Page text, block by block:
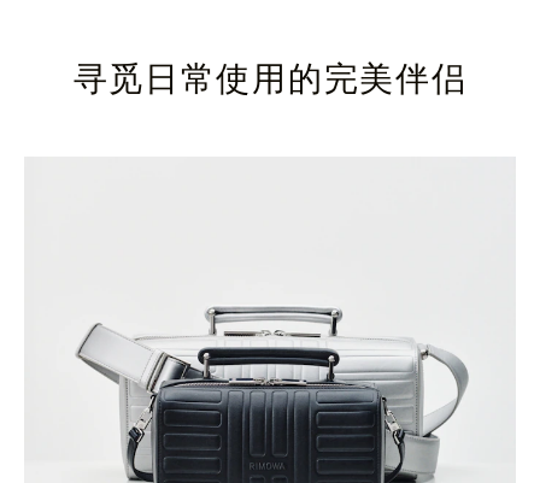
寻觅日常使用的完美伴侣